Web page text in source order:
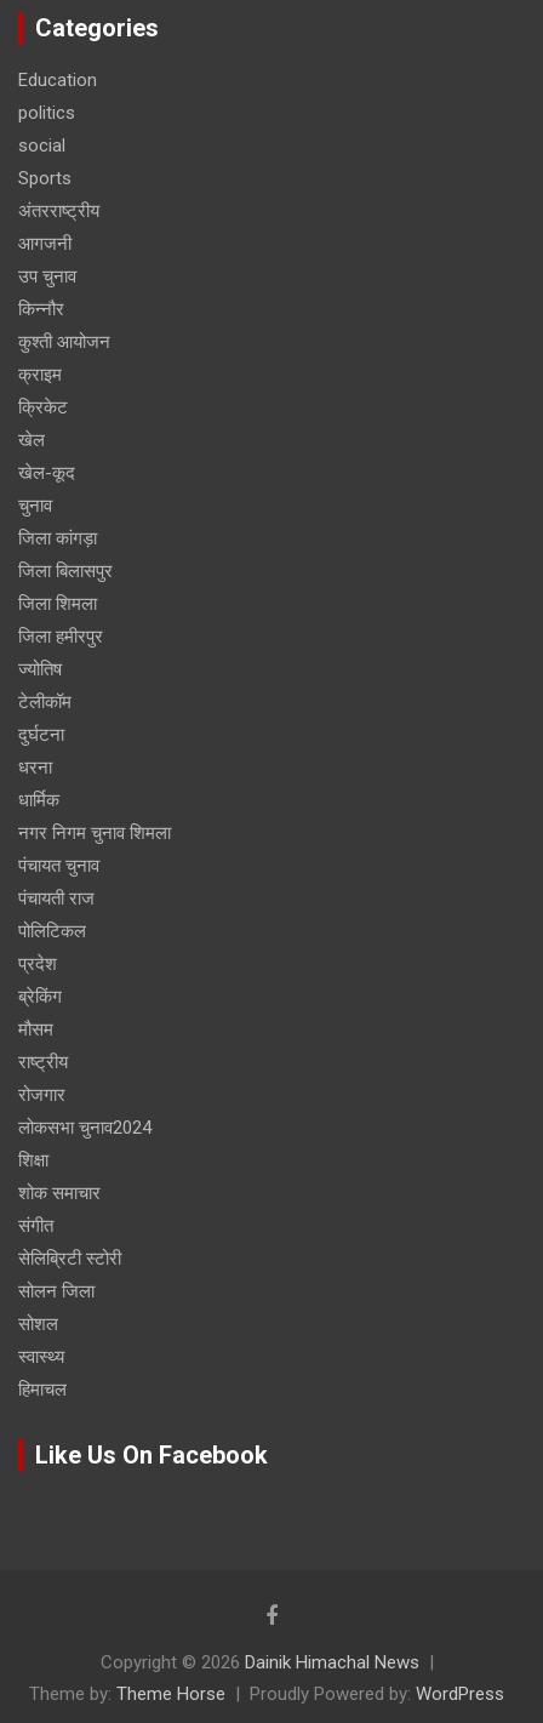
Categories
Education
politics
social
Sports
अंतरराष्ट्रीय
आगजनी
उप चुनाव
किन्नौर
कुश्ती आयोजन
क्राइम
क्रिकेट
खेल
खेल-कूद
चुनाव
जिला कांगड़ा
जिला बिलासपुर
जिला शिमला
जिला हमीरपुर
ज्योतिष
टेलीकॉम
दुर्घटना
धरना
धार्मिक
नगर निगम चुनाव शिमला
पंचायत चुनाव
पंचायती राज
पोलिटिकल
प्रदेश
ब्रेकिंग
मौसम
राष्ट्रीय
रोजगार
लोकसभा चुनाव2024
शिक्षा
शोक समाचार
संगीत
सेलिब्रिटी स्टोरी
सोलन जिला
सोशल
स्वास्थ्य
हिमाचल
Like Us On Facebook
Copyright © 2026 Dainik Himachal News
Theme by: Theme Horse Proudly Powered by: WordPress